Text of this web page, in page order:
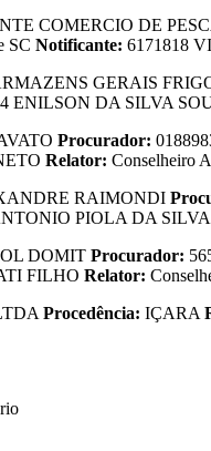
COMERCIO DE
SC Notificante: 6171818
GERAIS
ENILSON DA SILVA
Procurador:
Relator: Conselheiro
RAIMONDI
PIOLA DA SILVA
DOMIT Procurador:
FILHO Relator:
Procedência: IÇARA